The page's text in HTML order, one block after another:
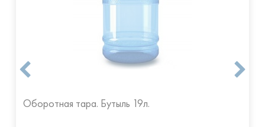
Оборотная тара. Бутыль 19л.